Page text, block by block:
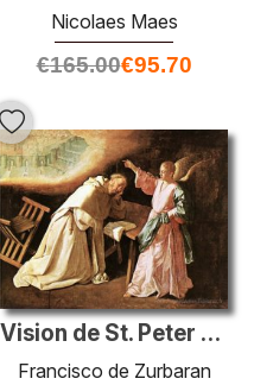
Nicolaes Maes
€165.00€95.70
Vision de St. Peter Nolasco
Francisco de Zurbaran